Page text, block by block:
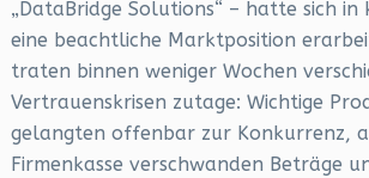
„DataBridge Solutions“ – hatte sich in
eine beachtliche Marktposition
traten binnen weniger Wochen
Vertrauenskrisen zutage: Wichtige
gelangten offenbar zur Konkurrenz,
Firmenkasse verschwanden Beträge